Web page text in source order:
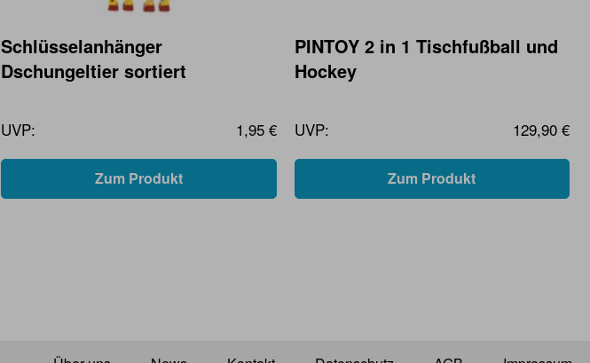
Schlüsselanhänger
Dschungeltier sortiert
UVP: 1,95 €
Zum Produkt
PINTOY 2 in 1 Tischfußball und
Hockey
UVP: 129,90 €
Zum Produkt